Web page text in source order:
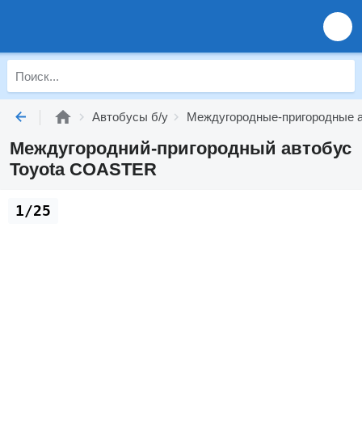
Автобусы б/у Междугородные-пригородные
Междугородний-пригородный автобус
Toyota COASTER
1/25